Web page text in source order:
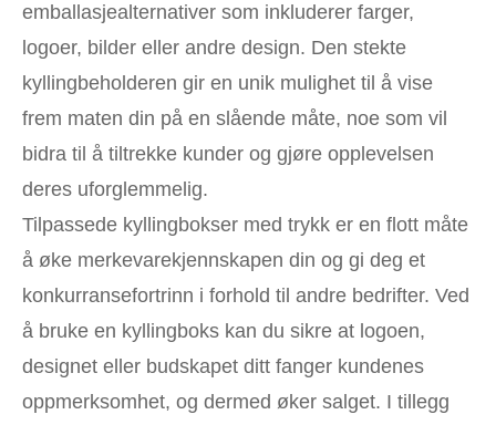
emballasjealternativer som inkluderer farger,
logoer, bilder eller andre design. Den stekte
kyllingbeholderen gir en unik mulighet til å vise
frem maten din på en slående måte, noe som vil
bidra til å tiltrekke kunder og gjøre opplevelsen
deres uforglemmelig.
Tilpassede kyllingbokser med trykk er en flott måte
å øke merkevarekjennskapen din og gi deg et
konkurransefortrinn i forhold til andre bedrifter. Ved
å bruke en kyllingboks kan du sikre at logoen,
designet eller budskapet ditt fanger kundenes
oppmerksomhet, og dermed øker salget. I tillegg